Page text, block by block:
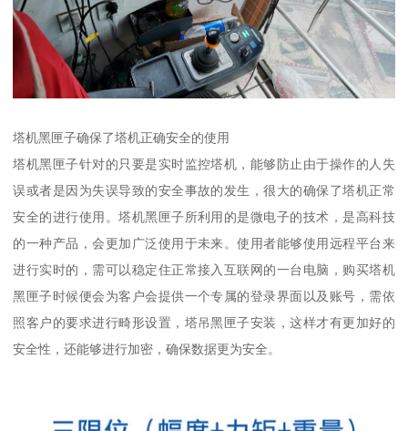
塔机黑匣子确保了塔机正确安全的使用
塔机黑匣子针对的只要是实时监控塔机，能够防止由于操作的人失
误或者是因为失误导致的安全事故的发生，很大的确保了塔机正常
安全的进行使用。塔机黑匣子所利用的是微电子的技术，是高科技
的一种产品，会更加广泛使用于未来。使用者能够使用远程平台来
进行实时的，需可以稳定住正常接入互联网的一台电脑，购买塔机
黑匣子时候便会为客户会提供一个专属的登录界面以及账号，需依
照客户的要求进行畸形设置，塔吊黑匣子安装，这样才有更加好的
安全性，还能够进行加密，确保数据更为安全。